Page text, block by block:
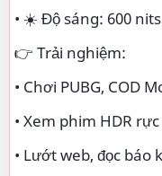
• ☀️ Độ sáng: 600
👉 Trải nghiệm:
• Chơi PUBG, COD
• Xem phim HDR
• Lướt web, đọc báo